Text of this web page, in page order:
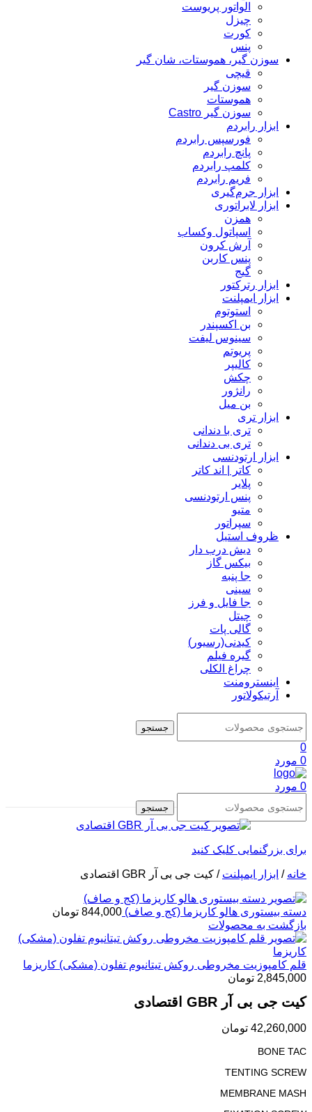
الواتور پریوست
چیزل
کورت
پنس
سوزن گیر، هموستات، شان گیر
قیچی
سوزن گیر
هموستات
سوزن گیر Castro
ابزار رابردم
فورسپس رابردم
پانچ رابردم
کلمپ رابردم
فریم رابردم
ابزار جرم‌گیری
ابزار لابراتوری
همزن
اسپاتول وکساب
آرش کرون
پنس کاربن
گیج
ابزار رترکتور
ابزار ایمپلنت
استوتوم
بن اکسپندر
سینوس لیفت
پریوتم
کالیپر
چکش
رانژور
بن میل
ابزار تری
تری با دندانی
تری بی دندانی
ابزار ارتودنسی
کاتر | اند کاتر
پلایر
پنس ارتودنسی
متیو
سپراتور
ظروف استیل
دیش درب دار
بیکس گاز
جا پنبه
سینی
جا فایل و فرز
چیتل
گالی پات
کیدنی(رسیور)
گیره فیلم
چراغ الکلی
اینسترومنت
آرتیکولاتور
جستجو
0
0 مورد
0 مورد
جستجو
برای بزرگنمایی کلیک کنید
خانه / ابزار ایمپلنت / کیت جی بی آر GBR اقتصادی
دسته بیستوری هالو کاریزما (کج و صاف) 844,000 تومان
بازگشت به محصولات
قلم کامپوزیت مخروطی روکش تیتانیوم تفلون (مشکی) کاریزما
2,845,000 تومان
کیت جی بی آر GBR اقتصادی
42,260,000 تومان
BONE TAC
TENTING SCREW
MEMBRANE MASH